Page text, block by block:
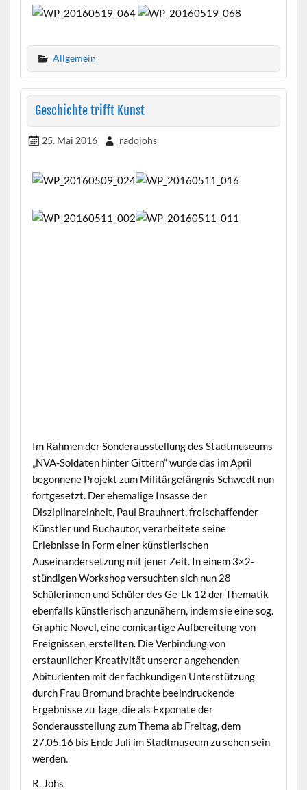
Allgemein
Geschichte trifft Kunst
25. Mai 2016 radojohs
Im Rahmen der Sonderausstellung des Stadtmuseums
„NVA-Soldaten hinter Gittern“ wurde das im April
begonnene Projekt zum Militärgefängnis Schwedt nun
fortgesetzt. Der ehemalige Insasse der
Disziplinareinheit, Paul Brauhnert, freischaffender
Künstler und Buchautor, verarbeitete seine
Erlebnisse in Form einer künstlerischen
Auseinandersetzung mit jener Zeit. In einem 3×2-
stündigen Workshop versuchten sich nun 28
Schülerinnen und Schüler des Ge-Lk 12 der Thematik
ebenfalls künstlerisch anzunähern, indem sie eine sog.
Graphic Novel, eine comicartige Aufbereitung von
Ereignissen, erstellten. Die Verbindung von
erstaunlicher Kreativität unserer angehenden
Abiturienten mit der fachkundigen Unterstützung
durch Frau Bromund brachte beeindruckende
Ergebnisse zu Tage, die als Exponate der
Sonderausstellung zum Thema ab Freitag, dem
27.05.16 bis Ende Juli im Stadtmuseum zu sehen sein
werden.
R. Johs